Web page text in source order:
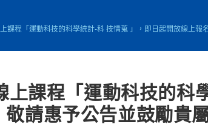
課程「運動科技的科學統計‐科 技情蒐 」，即日起開放線上
課程「運動科技的科
請惠予公告並鼓勵貴